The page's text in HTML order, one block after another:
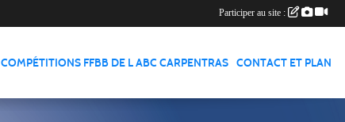
COMPÉTITIONS FFBB DE L ABC CARPENTRAS CONTACT ET PLAN
Participer au site :